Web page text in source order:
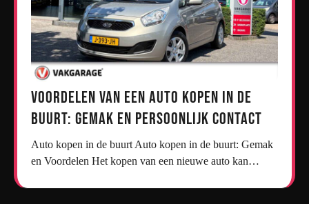
Voordelen van een Auto Kopen in de
Buurt: Gemak en Persoonlijk Contact
Auto kopen in de buurt Auto kopen in de buurt: Gemak
en Voordelen Het kopen van een nieuwe auto kan…